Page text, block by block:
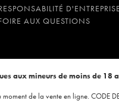
AUX QUESTIONS
aux mineurs de moins de
de la vente en ligne. CODE